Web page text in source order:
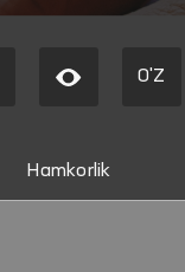
O'Z
Hamkorlik